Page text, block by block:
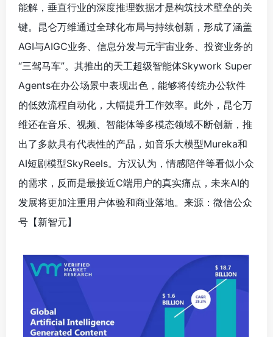
能解，垂直行业的深度推理数据才是构筑技术壁垒的关
键。昆仑万维通过全球化布局与持续创新，形成了涵盖
AGI与AIGC业务、信息分发与元宇宙业务、投资业务的
“三驾马车”。其推出的天工超级智能体Skywork Super
Agents在办公场景中表现出色，能够将传统办公软件
的低效流程自动化，大幅提升工作效率。此外，昆仑万
维还在音乐、视频、智能体等多模态领域不断创新，推
出了多款具有代表性的产品，如音乐大模型Mureka和
AI短剧模型SkyReels。方汉认为，情感陪伴等看似小众
的需求，反而是最接近C端用户的真实痛点，未来AI的
发展将更加注重用户体验和商业落地。来源：微信公众
号【新智元】